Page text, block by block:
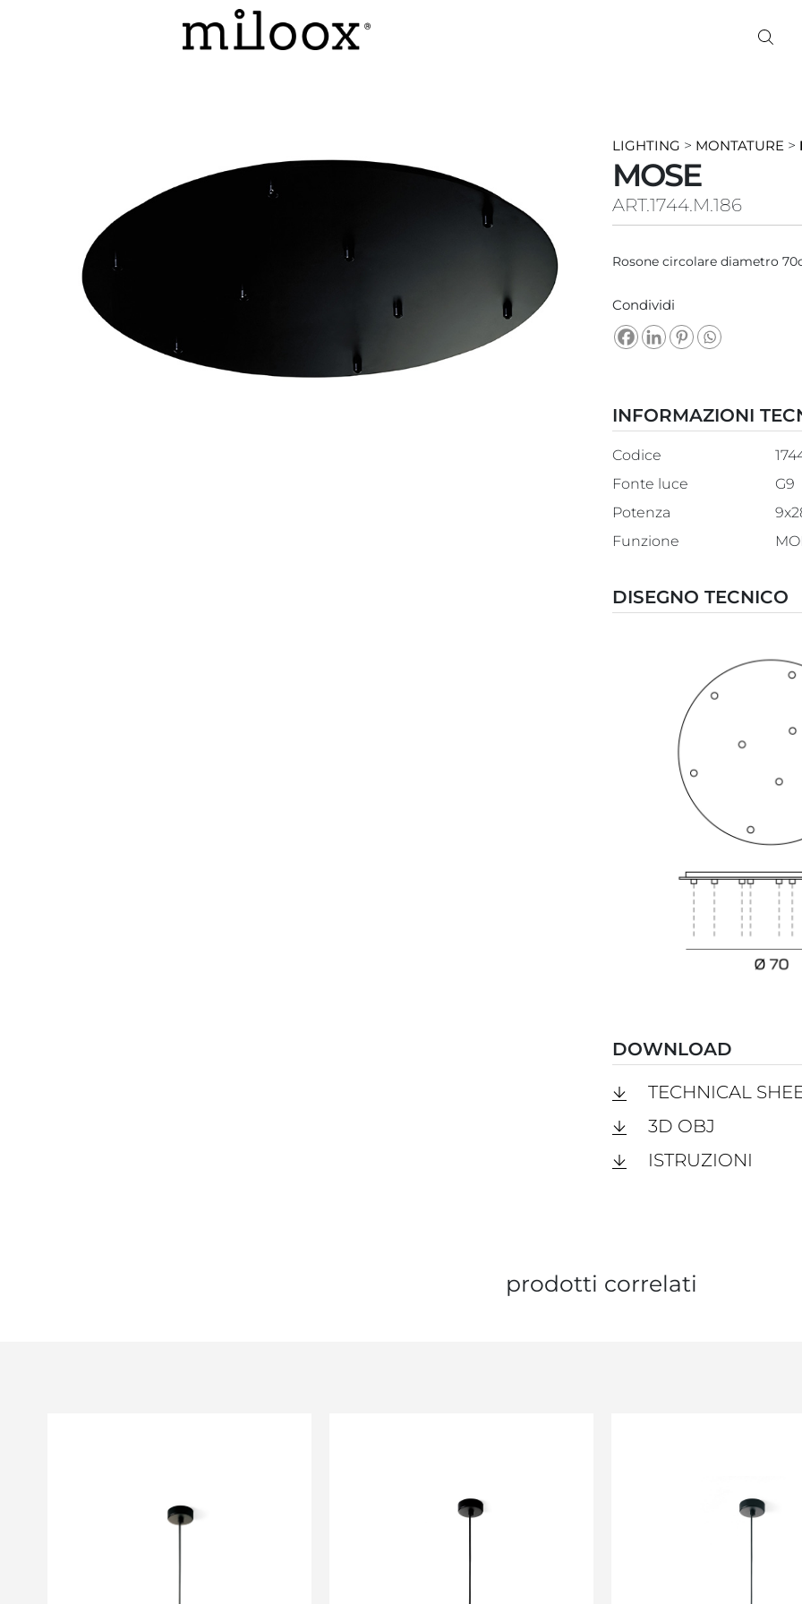
LIGHTING > MONTATURE >
MOSE
ART.1744.M.186
Rosone circolare diametro
Condividi
INFORMAZIONI
Codice
Fonte luce
G9
Potenza
Funzione
DISEGNO TECNICO
DOWNLOAD
TECHNICAL
3D OBJ
ISTRUZIONI
prodotti correlati